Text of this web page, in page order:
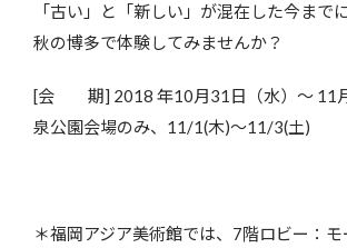
「古い」と「新しい」が混在した今まで
秋の博多で体験してみませんか？
[会 期] 2018 年10月31日（水）～ 11
泉公園会場のみ、11/1(木)～11/3(土)
＊福岡アジア美術館では、7階ロビー：